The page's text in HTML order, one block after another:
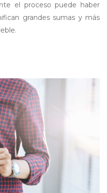
el proceso puede haber
grandes sumas y más